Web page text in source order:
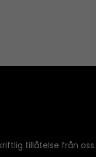
tillåtelse från oss.